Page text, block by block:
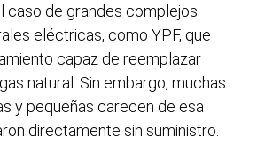
caso de grandes complejos
eléctricas, como YPF, que
capaz de reemplazar
natural. Sin embargo, muchas
y pequeñas carecen de esa
directamente sin suministro.